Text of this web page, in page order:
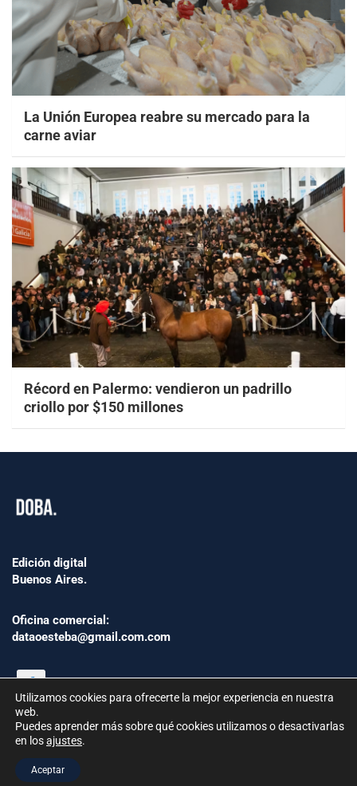
La Unión Europea reabre su mercado para la
carne aviar
Récord en Palermo: vendieron un padrillo
criollo por $150 millones
Edición digital
Buenos Aires.
Oficina comercial:
dataoesteba@gmail.com.com
República Argentina | Todos los derechos reservados.
Utilizamos cookies para ofrecerte la mejor experiencia en nuestra
web.
Puedes aprender más sobre qué cookies utilizamos o desactivarlas
en losajustes.
Aceptar